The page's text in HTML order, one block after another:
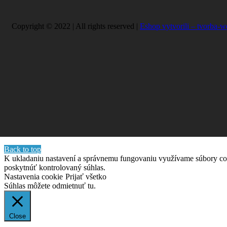
Copyright © 2022 | All rights reserved | Eshop vytvorili – tvorba-
Back to top
K ukladaniu nastavení a správnemu fungovaniu využívame súbory
poskytnúť kontrolovaný súhlas.
Nastavenia cookie Prijať všetko
Súhlas môžete odmietnuť tu.
Close